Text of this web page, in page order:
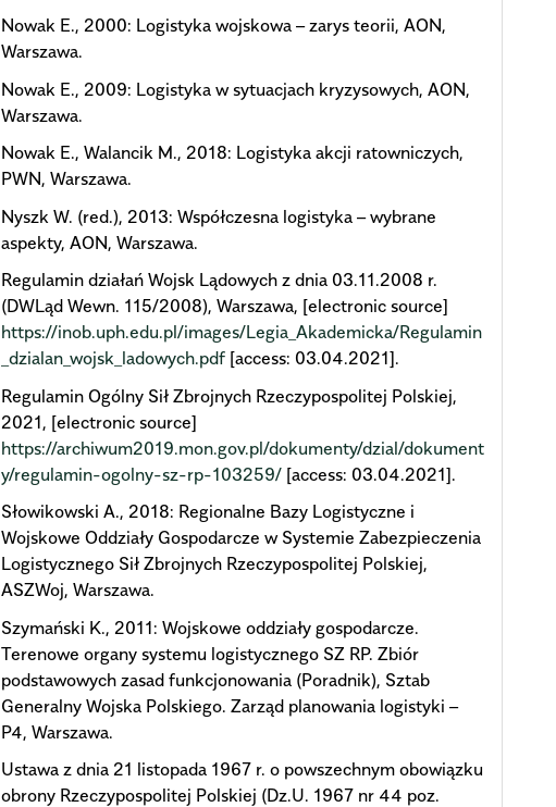
Nowak E., 2000: Logistyka wojskowa – zarys teorii, AON,
Warszawa.
Nowak E., 2009: Logistyka w sytuacjach kryzysowych, AON,
Warszawa.
Nowak E., Walancik M., 2018: Logistyka akcji ratowniczych,
PWN, Warszawa.
Nyszk W. (red.), 2013: Współczesna logistyka – wybrane
aspekty, AON, Warszawa.
Regulamin działań Wojsk Lądowych z dnia 03.11.2008 r.
(DWLąd Wewn. 115/2008), Warszawa, [electronic source]
https://inob.uph.edu.pl/images/Legia_Akademicka/Regulamin
_dzialan_wojsk_ladowych.pdf [access: 03.04.2021].
Regulamin Ogólny Sił Zbrojnych Rzeczypospolitej Polskiej,
2021, [electronic source]
https://archiwum2019.mon.gov.pl/dokumenty/dzial/dokument
y/regulamin-ogolny-sz-rp-103259/ [access: 03.04.2021].
Słowikowski A., 2018: Regionalne Bazy Logistyczne i
Wojskowe Oddziały Gospodarcze w Systemie Zabezpieczenia
Logistycznego Sił Zbrojnych Rzeczypospolitej Polskiej,
ASZWoj, Warszawa.
Szymański K., 2011: Wojskowe oddziały gospodarcze.
Terenowe organy systemu logistycznego SZ RP. Zbiór
podstawowych zasad funkcjonowania (Poradnik), Sztab
Generalny Wojska Polskiego. Zarząd planowania logistyki –
P4, Warszawa.
Ustawa z dnia 21 listopada 1967 r. o powszechnym obowiązku
obrony Rzeczypospolitej Polskiej (Dz.U. 1967 nr 44 poz.